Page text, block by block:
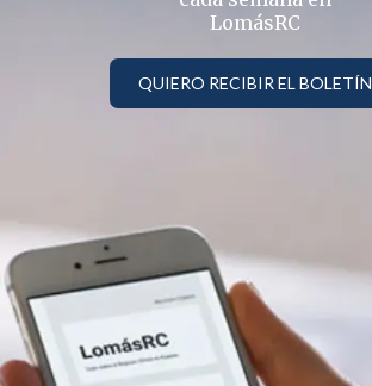
LomásRC
QUIERO RECIBIR EL BOLETÍN